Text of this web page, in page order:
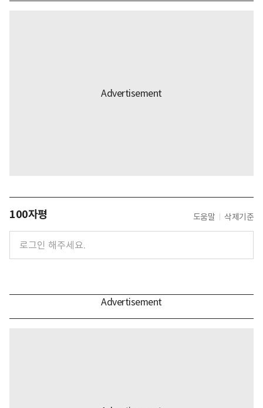
100자평 도움말 삭제기준